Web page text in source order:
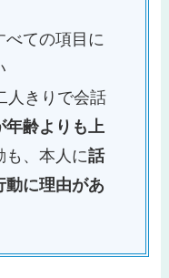
べての項目に
人きりで会話
年齢よりも上
も、本人に話
動に理由があ